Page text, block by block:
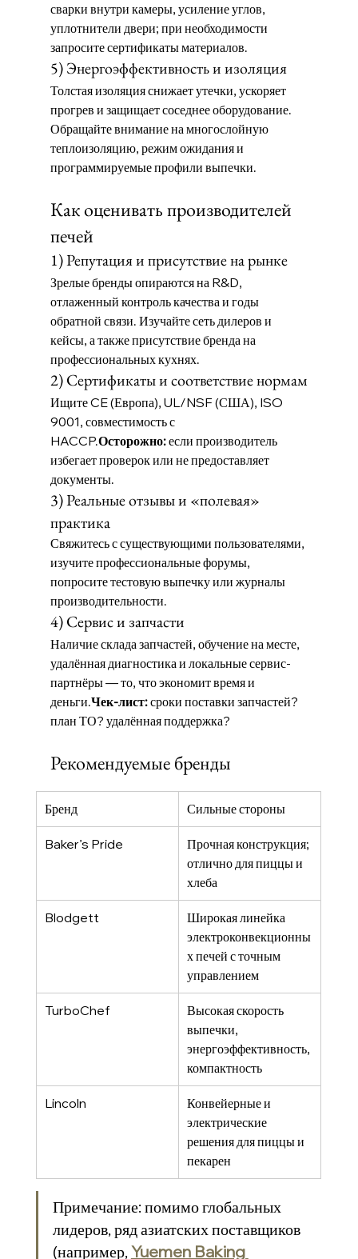
сварки внутри камеры, усиление углов,
уплотнители двери; при необходимости
запросите сертификаты материалов.
5) Энергоэффективность и изоляция
Толстая изоляция снижает утечки, ускоряет
прогрев и защищает соседнее оборудование.
Обращайте внимание на многослойную
теплоизоляцию, режим ожидания и
программируемые профили выпечки.
Как оценивать производителей
печей
1) Репутация и присутствие на рынке
Зрелые бренды опираются на R&D,
отлаженный контроль качества и годы
обратной связи. Изучайте сеть дилеров и
кейсы, а также присутствие бренда на
профессиональных кухнях.
2) Сертификаты и соответствие нормам
Ищите CE (Европа), UL/NSF (США), ISO
9001, совместимость с
HACCP.Осторожно: если производитель
избегает проверок или не предоставляет
документы.
3) Реальные отзывы и «полевая»
практика
Свяжитесь с существующими пользователями,
изучите профессиональные форумы,
попросите тестовую выпечку или журналы
производительности.
4) Сервис и запчасти
Наличие склада запчастей, обучение на месте,
удалённая диагностика и локальные сервис-
партнёры — то, что экономит время и
деньги.Чек-лист: сроки поставки запчастей?
план ТО? удалённая поддержка?
Рекомендуемые бренды
Бренд Сильные стороны
Baker’s Pride
Прочная конструкция;
отлично для пиццы и
хлеба
Blodgett
Широкая линейка
электроконвекционны
х печей с точным
управлением
TurboChef
Высокая скорость
выпечки,
энергоэффективность,
компактность
Lincoln
Конвейерные и
электрические
решения для пиццы и
пекарен
Примечание: помимо глобальных
лидеров, ряд азиатских поставщиков
(например, Yuemen Baking